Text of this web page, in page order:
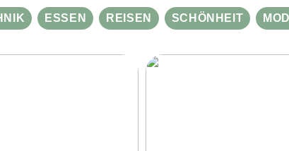
ESSEN REISEN SCHÖNHEIT